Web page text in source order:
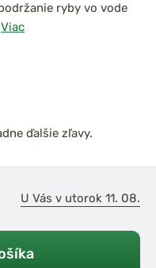
ryby vo vode
Viac
ďalšie zľavy.
U Vás v utorok 11. 08.